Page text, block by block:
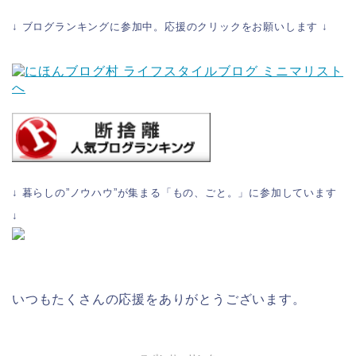
↓ ブログランキングに参加中。応援のクリックをお願いします ↓
↓ 暮らしの”ノウハウ”が集まる「もの、ごと。」に参加しています
↓
いつもたくさんの応援をありがとうございます。